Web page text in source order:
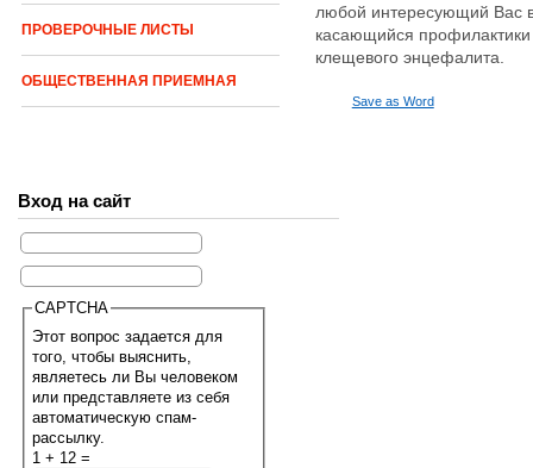
ПРОВЕРОЧНЫЕ ЛИСТЫ
ОБЩЕСТВЕННАЯ ПРИЕМНАЯ
Вход на сайт
CAPTCHA
Этот вопрос задается для
того, чтобы выяснить,
являетесь ли Вы человеком
или представляете из себя
автоматическую спам-
рассылку.
1 + 12 =
любой интересующий Вас
касающийся профилактики
клещевого энцефалита.
Save as Word